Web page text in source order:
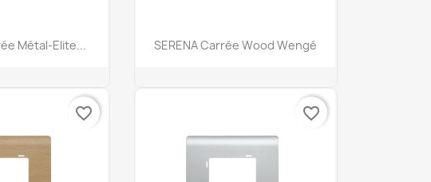
rapide
Métal-Elite... Aperçu rapide
SERENA Carrée Wood Wengé
favorite_border favorite_border